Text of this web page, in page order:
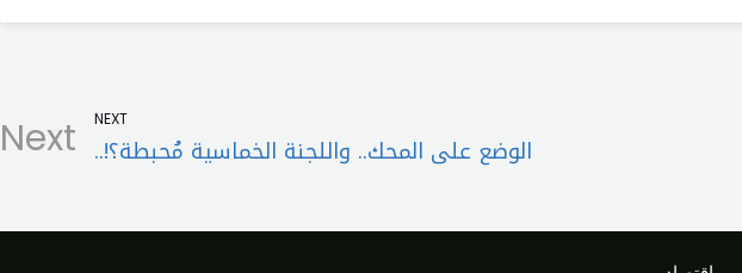
NEXT
الوضع على المحك.. واللجنة الخماسية مُحبطة؟!.. Next